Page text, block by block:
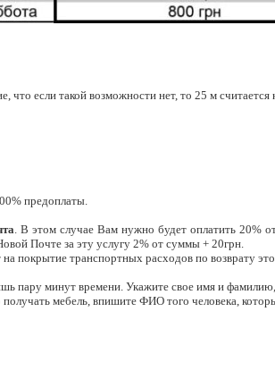
что если такой возможности нет, то 25 м считается
предоплаты.
. В этом случае Вам нужно будет оплатить 20%
Почте за эту услугу 2% от суммы + 20грн.
покрытие транспортных расходов по возврату
пару минут времени. Укажите свое имя и
мебель, впишите ФИО того человека,